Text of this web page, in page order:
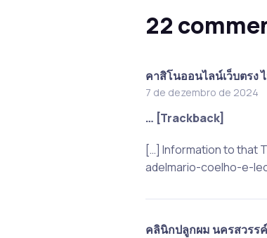
22
คาสิโนออนไลน์เว็บตรง
7 de dezembro de 2024
… [Trackback]
[…] Information to
adelmario-coelho-e-
คลินิกปลูกผม นครสวรรค์